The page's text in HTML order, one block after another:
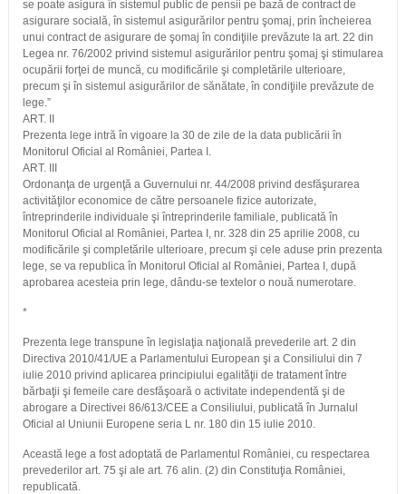
se poate asigura în sistemul public de pensii pe bază de contract de
asigurare socială, în sistemul asigurărilor pentru şomaj, prin încheierea
unui contract de asigurare de şomaj în condiţiile prevăzute la art. 22 din
Legea nr. 76/2002 privind sistemul asigurărilor pentru şomaj şi stimularea
ocupării forţei de muncă, cu modificările şi completările ulterioare,
precum şi în sistemul asigurărilor de sănătate, în condiţiile prevăzute de
lege.”
ART. II
Prezenta lege intră în vigoare la 30 de zile de la data publicării în
Monitorul Oficial al României, Partea I.
ART. III
Ordonanţa de urgenţă a Guvernului nr. 44/2008 privind desfăşurarea
activităţilor economice de către persoanele fizice autorizate,
întreprinderile individuale şi întreprinderile familiale, publicată în
Monitorul Oficial al României, Partea I, nr. 328 din 25 aprilie 2008, cu
modificările şi completările ulterioare, precum şi cele aduse prin prezenta
lege, se va republica în Monitorul Oficial al României, Partea I, după
aprobarea acesteia prin lege, dându-se textelor o nouă numerotare.
*
Prezenta lege transpune în legislaţia naţională prevederile art. 2 din
Directiva 2010/41/UE a Parlamentului European şi a Consiliului din 7
iulie 2010 privind aplicarea principiului egalităţii de tratament între
bărbaţii şi femeile care desfăşoară o activitate independentă şi de
abrogare a Directivei 86/613/CEE a Consiliului, publicată în Jurnalul
Oficial al Uniunii Europene seria L nr. 180 din 15 iulie 2010.
Această lege a fost adoptată de Parlamentul României, cu respectarea
prevederilor art. 75 şi ale art. 76 alin. (2) din Constituţia României,
republicată.